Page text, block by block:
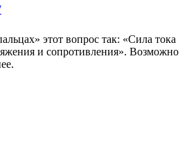
этот вопрос так: «Сила тока
и сопротивления». Возможно